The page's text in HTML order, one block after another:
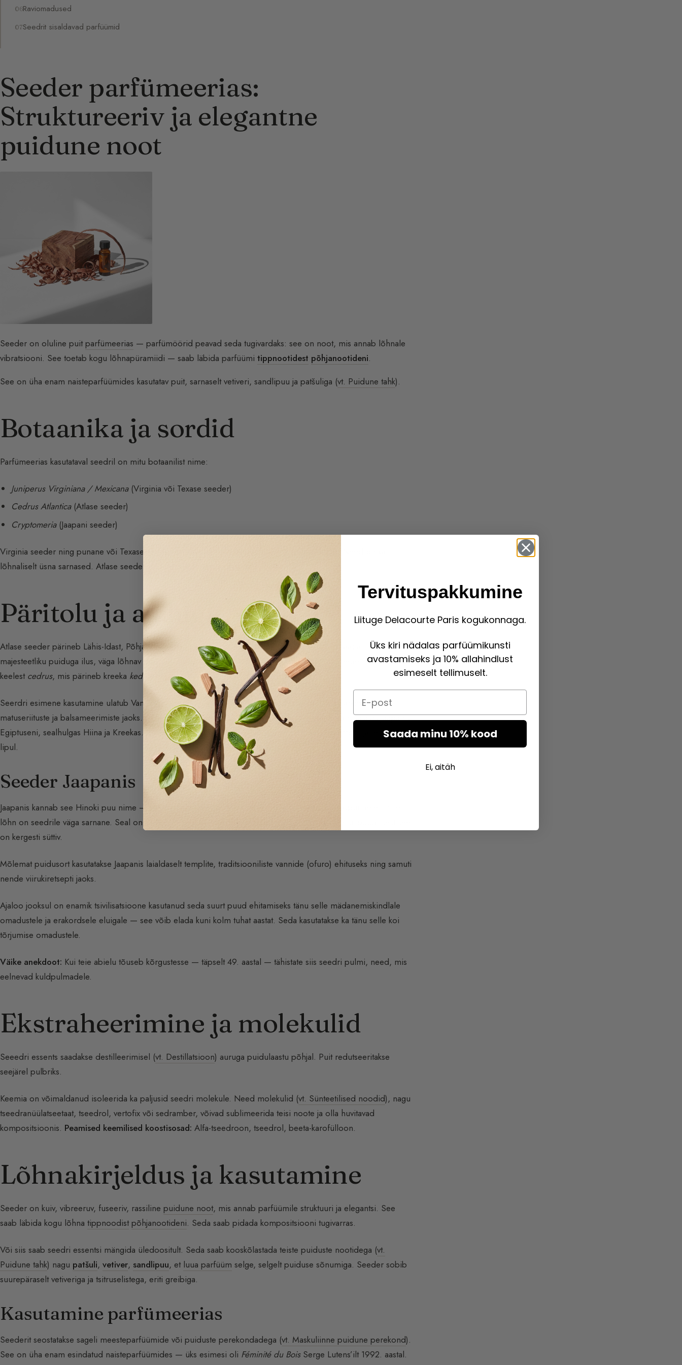
Raviomadused
Seedrit sisaldavad parfüümid
Seeder parfümeerias:
Struktureeriv ja elegantne
puidune noot
Seeder on oluline puitparfümeerias — parfümöörid peavad seda tugivardaks: see on noot, mis annab lõhnale
vibratsiooni. See toetab kogu lõhnapüramiidi — saab läbida parfüümi tippnootidest põhjanootideni.
See on üha enam naisteparfüümides kasutatav puit, sarnaselt vetiveri, sandlipuu ja patšuliga (vt. Puidune tahk).
Botaanika ja sordid
Parfümeerias kasutataval seedril on mitu botaanilist nime:
Juniperus Virginiana / Mexicana(Virginia või Texase seeder)
Cedrus Atlantica(Atlase seeder)
Cryptomeria(Jaapani seeder)
Virginia seeder ning punane või Texase seeder on kaks peamist parfümeerias kasutatavat liiki. Need on ka
lõhnaliselt üsna sarnased. Atlase seeder on tõeliselt erinev ja raskemini töötatav.
Päritolu ja ajalugu
Atlase seeder pärineb Lähis-Idast, Põhja-Aafrikast ja Himaalajast — Euroopas istutati see 1839. aastal. See on
majesteetliku puiduga ilus, väga lõhnav puu. Selle oksad levivad horisontaalselt ja kihtidena. Seeder tuleb ladina
keelest cedrus, mis pärineb kreeka kedros
Seerdri esimene kasutamine ulatub Vana-Egiptusesse — seda ekstraheeriti kosmeetilistel eesmärkidel ning
matuseriituste ja balsameerimiste jaoks. Sellel puul on eriliselt auväärne koht paljudes kultuurides, alates Jaapanist
Egiptuseni, sealhulgas Hiina ja Kreekas. Seedripuu puutub pühasse. Liibanonis on see riigi sümbol ja lehvib riigi
lipul.
Seeder Jaapanis
Jaapanis kannab see Hinoki puu nime — see on Jaapanist pärinev kübress, mis on sarnane okaspuudele, mille
lõhn on seedrile väga sarnane. Seal on ka Sugi cryptomeria ehk Jaapani seeder, mis tähendab tulipuud, sest see
on kergesti süttiv.
Mõlemat puidusort kasutatakse Jaapanis laialdaselt templite, traditsiooniliste vannide (ofuro) ehituseks ning samuti
nende viirukiretsepti jaoks.
Ajaloo jooksul on enamik tsivilisatsioone kasutanud seda suurt puud ehitamiseks tänu selle mädanemiskindlale
omadustele ja erakordsele eluigale — see võib elada kuni kolm tuhat aastat. Seda kasutatakse ka tänu selle koi
tõrjumise omadustele.
Väike anekdoot: Kui teie abielu tõuseb kõrgustesse — täpselt 49. aastal — tähistate siis seedri pulmi, need, mis
eelnevad kuldpulmadele.
Ekstraheerimine ja molekulid
Seeedri essents saadakse destilleerimisel (vt. Destillatsioon) auruga puidulaastu põhjal. Puit redutseeritakse
seejärel pulbriks.
Keemia on võimaldanud isoleerida ka paljusid seedri molekule. Need molekulid (vt. Sünteetilised noodid), nagu
tseedranüülatseetaat, tseedrol, vertofix või sedramber, võivad sublimeerida teisi noote ja olla huvitavad
kompositsioonis. Peamised keemilised koostisosad: Alfa-tseedroon, tseedrol, beeta-karofülloon.
Lõhnakirjeldus ja kasutamine
Seeder on kuiv, vibreeruv, fuseeriv, rassiline puidune noot, mis annab parfüümile struktuuri ja elegantsi. See
saab läbida kogu lõhna tippnoodist põhjanootideni. Seda saab pidada kompositsiooni tugivarras.
Või siis saab seedri essentsi mängida üledoositult. Seda saab kooskõlastada teiste puiduste nootidega (vt.
Puidune tahk) nagu patšuli, vetiver, sandlipuu, et luua parfüüm selge, selgelt puiduse sõnumiga. Seeder sobib
suurepäraselt vetiveriga ja tsitruselistega, eriti greibiga.
Kasutamine parfümeerias
Seederit seostatakse sageli meesteparfüümide või puiduste perekondadega (vt. Maskuliinne puidune perekond).
See on üha enam esindatud naisteparfüümides — üks esimesi oli Féminité du BoisSerge Lutens’ilt 1992. aastal.
Tervituspakkumine
Liituge Delacourte Paris kogukonnaga.
Üks kiri nädalas parfüümikunsti
avastamiseks ja 10% allahindlust
esimeselt tellimuselt.
Email
Saada minu 10% kood
Ei, aitäh